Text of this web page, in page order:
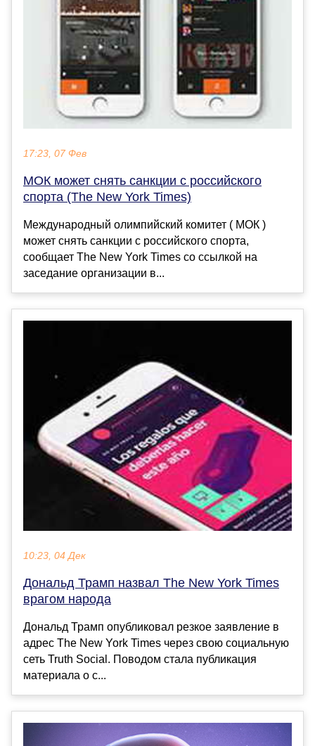
17:23, 07 Фев
МОК может снять санкции с российского
спорта (The New York Times)
Международный олимпийский комитет ( МОК )
может снять санкции с российского спорта,
сообщает The New York Times со ссылкой на
заседание организации в...
10:23, 04 Дек
Дональд Трамп назвал The New York Times
врагом народа
Дональд Трамп опубликовал резкое заявление в
адрес The New York Times через свою социальную
сеть Truth Social. Поводом стала публикация
материала о с...